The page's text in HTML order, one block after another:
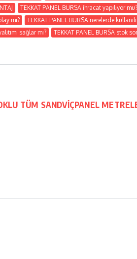
TEKKAT PANEL BURSA ihracat yapılıyor mu?
mı?
TEKKAT PANEL BURSA nerelerde
sağlar mı?
TEKKAT PANEL BURSA stok
TÜM SANDVİÇPANEL